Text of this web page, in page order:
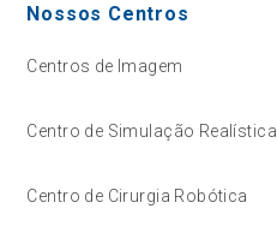
Nossos Centros
Centros de Imagem
Centro de Simulação Realística
Centro de Cirurgia Robótica